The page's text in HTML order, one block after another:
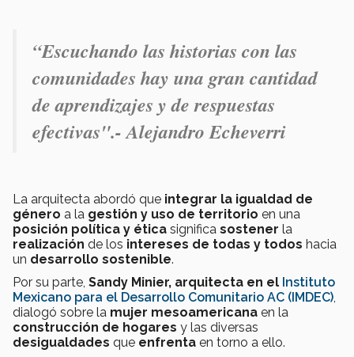
“Escuchando las historias con las
comunidades hay una gran cantidad
de aprendizajes y de respuestas
efectivas".- Alejandro Echeverri
La arquitecta abordó que integrar la igualdad de
género a la gestión y uso de territorio en una
posición política y ética significa sostener la
realización de los intereses de todas y todos hacia
un desarrollo sostenible.
Por su parte, Sandy Minier, arquitecta en el Instituto
Mexicano para el Desarrollo Comunitario AC (IMDEC),
dialogó sobre la mujer mesoamericana en la
construcción de hogares y las diversas
desigualdades que enfrenta en torno a ello.